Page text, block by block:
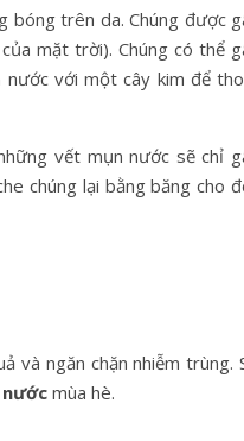
bóng trên da. Chúng được
mặt trời). Chúng có thể
với một cây kim để
vết mụn nước sẽ chỉ
chúng lại bằng băng cho
và ngăn chặn nhiễm trùng.
mùa hè.